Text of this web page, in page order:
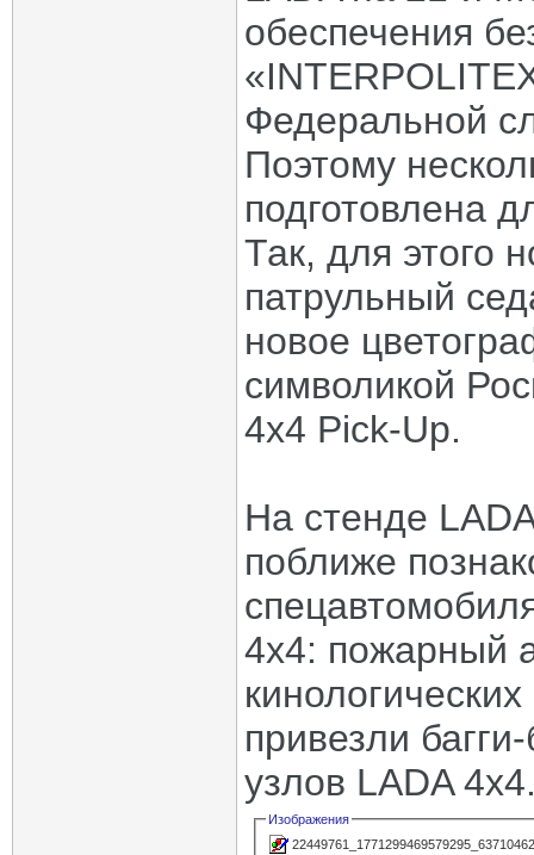
обеспечения
Федеральной
Поэтому
подготовлена
Так, для этого
патрульный
новое
символикой
4x4 Pick-Up.
На стенде
поближе
4х4: пожарный
привезли
узлов LADA
Изображения